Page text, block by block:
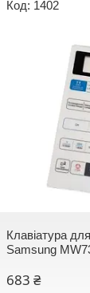
1402
Клавіатура
Samsung
683 ₴